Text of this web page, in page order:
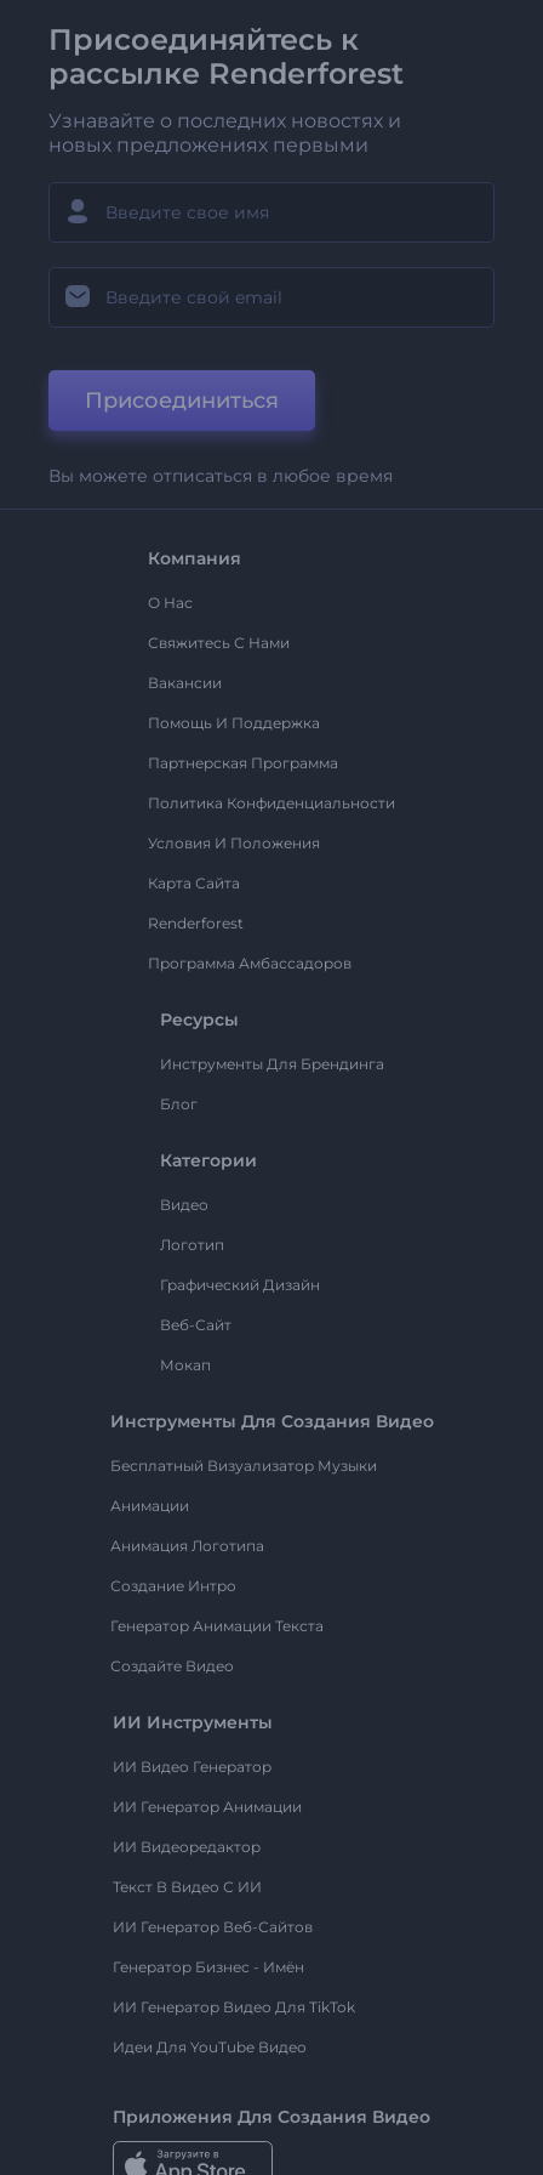
Присоединяйтесь к
рассылке Renderforest
Узнавайте о последних новостях и
новых предложениях первыми
Присоединиться
Вы можете отписаться в любое время
Компания
О Нас
Свяжитесь С Нами
Вакансии
Помощь И Поддержка
Партнерская Программа
Политика Конфиденциальности
Условия И Положения
Карта Сайта
Renderforest
Программа Амбассадоров
Ресурсы
Инструменты Для Брендинга
Блог
Категории
Видео
Логотип
Графический Дизайн
Веб-Сайт
Мокап
Инструменты Для Создания Видео
Бесплатный Визуализатор Музыки
Анимации
Анимация Логотипа
Создание Интро
Генератор Анимации Текста
Создайте Видео
ИИ Инструменты
ИИ Видео Генератор
ИИ Генератор Анимации
ИИ Видеоредактор
Текст В Видео С ИИ
ИИ Генератор Веб-Сайтов
Генератор Бизнес - Имён
ИИ Генератор Видео Для TikTok
Идеи Для YouTube Видео
Приложения Для Создания Видео